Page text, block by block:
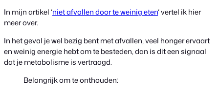
In mijn artikel ‘niet afvallen door te weinig eten‘ vertel ik hier
meer over.
In het geval je wel bezig bent met afvallen, veel honger ervaart
en weinig energie hebt om te besteden, dan is dit een signaal
dat je metabolisme is vertraagd.
Belangrijk om te onthouden: